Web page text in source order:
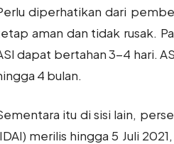
diperhatikan dari
aman dan tidak rusak.
dapat bertahan 3-4 hari.
4 bulan.
itu di sisi lain,
merilis hingga 5 Juli